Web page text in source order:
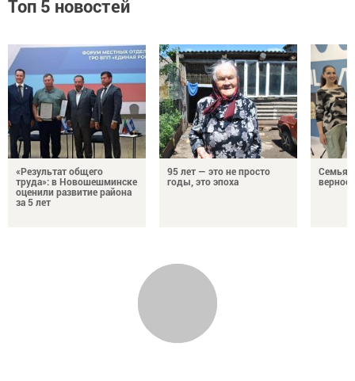
Топ 5 новостей
«Результат общего
труда»: в Новошешминске
оценили развитие района
за 5 лет
95 лет — это не просто
годы, это эпоха
Семья